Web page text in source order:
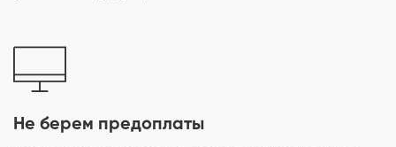
Не берем предоплаты